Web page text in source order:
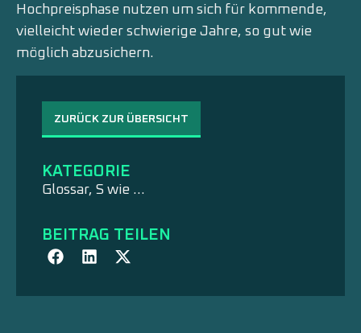
ZURÜCK ZUR ÜBERSICHT
KATEGORIE
Glossar, S wie …
BEITRAG TEILEN
Hochpreisphase nutzen um sich für kommende,
vielleicht wieder schwierige Jahre, so gut wie
möglich abzusichern.